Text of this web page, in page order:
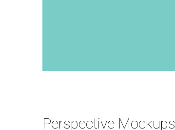
Perspective Mockups